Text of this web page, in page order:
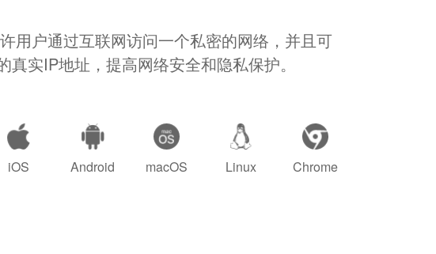
用户通过互联网访问一个私密的网络，并且可
真实IP地址，提高网络安全和隐私保护。
iOS Android macOS Linux Chrome